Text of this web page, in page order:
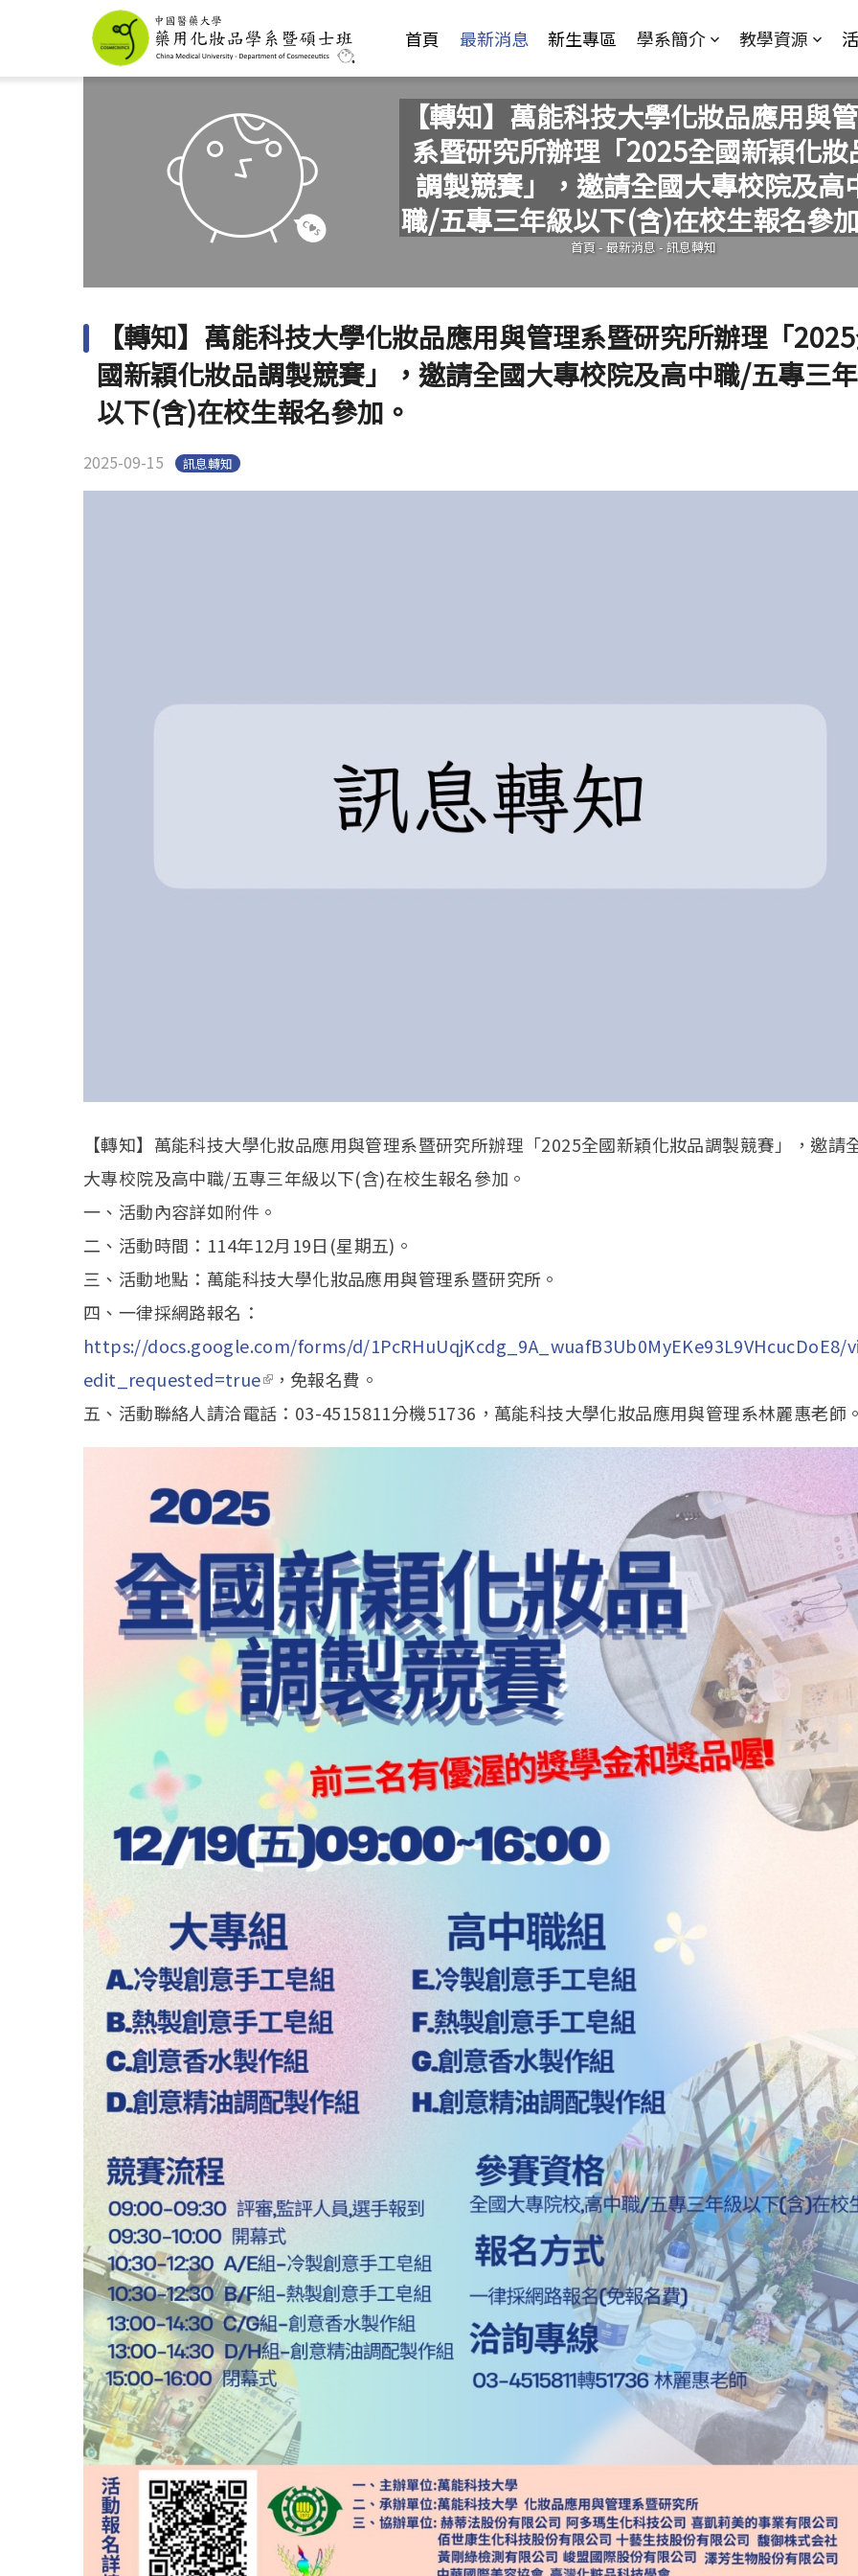
首頁 最新消息 新生專區 學系簡介 教學資源
【轉知】萬能科技大學化妝品應用與
系暨研究所辦理「2025全國新穎化妝
調製競賽」，邀請全國大專校院及高
職/五專三年級以下(含)在校生報名參
您在這裡
首頁- 最新消息 - 訊息轉知
【轉知】萬能科技大學化妝品應用與管理系暨研究所辦理「
國新穎化妝品調製競賽」，邀請全國大專校院及高中職/五專三
以下(含)在校生報名參加。
2025-09-15 訊息轉知
【轉知】萬能科技大學化妝品應用與管理系暨研究所辦理「2025全國新穎化妝品調製競賽」，邀請
大專校院及高中職/五專三年級以下(含)在校生報名參加。
一、活動內容詳如附件。
二、活動時間：114年12月19日(星期五)。
三、活動地點：萬能科技大學化妝品應用與管理系暨研究所。
四、一律採網路報名：
https://docs.google.com/forms/d/1PcRHuUqjKcdg_9A_wuafB3Ub0MyEKe93L9VHcucDoE8/
edit_requested=true(link is external)
，免報名費。
五、活動聯絡人請洽電話：03-4515811分機51736，萬能科技大學化妝品應用與管理系林麗惠老師